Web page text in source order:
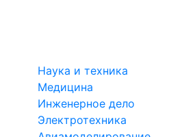
Наука и техника
Медицина
Инженерное дело
Электротехника